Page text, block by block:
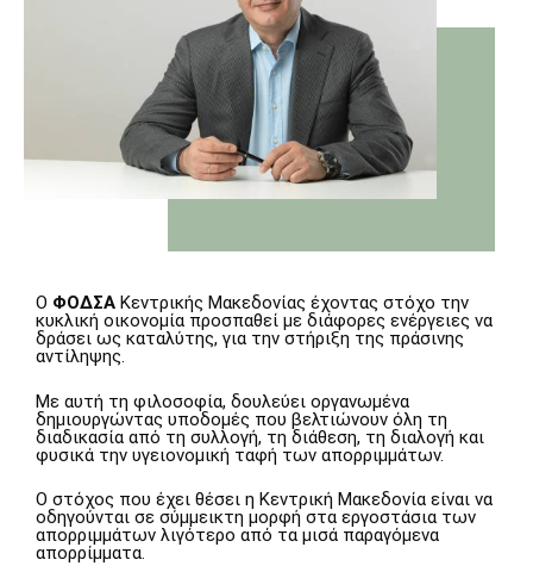
Ο ΦΟΔΣΑ Κεντρικής Μακεδονίας έχοντας στόχο την
κυκλική οικονομία προσπαθεί με διάφορες ενέργειες να
δράσει ως καταλύτης, για την στήριξη της πράσινης
αντίληψης.
Με αυτή τη φιλοσοφία, δουλεύει οργανωμένα
δημιουργώντας υποδομές που βελτιώνουν όλη τη
διαδικασία από τη συλλογή, τη διάθεση, τη διαλογή και
φυσικά την υγειονομική ταφή των απορριμμάτων.
Ο στόχος που έχει θέσει η Κεντρική Μακεδονία είναι να
οδηγούνται σε σύμμεικτη μορφή στα εργοστάσια των
απορριμμάτων λιγότερο από τα μισά παραγόμενα
απορρίμματα.